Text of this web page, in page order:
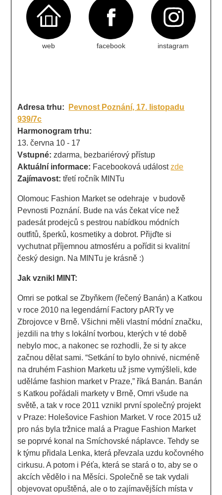
web facebook instagram
Adresa trhu:
Pevnost Poznání, 17. listopadu
939/7c
Harmonogram trhu:
13. června 10 - 17
Vstupné:zdarma, bezbariérový přístup
Aktuální informace: Facebooková událostzde
Zajímavost:třetí ročník MINTu
Olomouc Fashion Market se odehraje v budově
Pevnosti Poznání. Bude na vás čekat více než
padesát prodejců s pestrou nabídkou módních
outfitů, šperků, kosmetiky a dobrot. Přijďte si
vychutnat příjemnou atmosféru a pořídit si kvalitní
český design. Na MINTu je krásně :)
Jak vznikl MINT:
Omri se potkal se Zbyňkem (řečený Banán) a Katkou
v roce 2010 na legendární Factory pARTy ve
Zbrojovce v Brně. Všichni měli vlastní módní značku,
jezdili na trhy s lokální tvorbou, kterých v té době
nebylo moc, a nakonec se rozhodli, že si ty akce
začnou dělat sami. “Setkání to bylo ohnivé, nicméně
na druhém Fashion Marketu už jsme vymýšleli, kde
uděláme fashion market v Praze,” říká Banán. Banán
s Katkou pořádali markety v Brně, Omri všude na
světě, a tak v roce 2011 vznikl první společný projekt
v Praze: Holešovice Fashion Market. V roce 2015 už
pro nás byla tržnice malá a Prague Fashion Market
se poprvé konal na Smíchovské náplavce. Tehdy se
k týmu přidala Lenka, která převzala uzdu kočovného
cirkusu. A potom i Péťa, která se stará o to, aby se o
akcích vědělo i na Měsíci. Společně se tak vydali
objevovat opuštěná, ale o to zajímavějších místa v